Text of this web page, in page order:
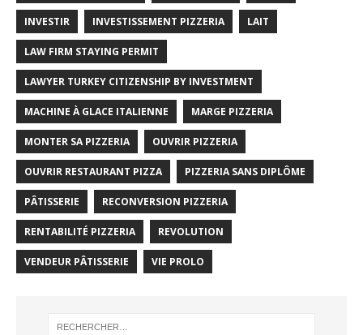
INVESTIR INVESTISSEMENT PIZZERIA LAIT
LAW FIRM STAYING PERMIT
LAWYER TURKEY CITIZENSHIP BY INVESTMENT
MACHINE À GLACE ITALIENNE MARGE PIZZERIA
MONTER SA PIZZERIA OUVRIR PIZZERIA
OUVRIR RESTAURANT PIZZA PIZZERIA SANS DIPLÔME
PÂTISSERIE RECONVERSION PIZZERIA
RENTABILITÉ PIZZERIA REVOLUTION
VENDEUR PÂTISSERIE VIE PROLO